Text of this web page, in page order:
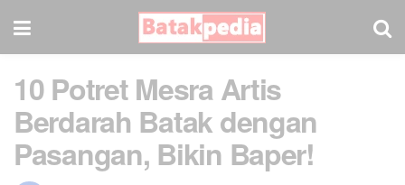
10 Potret Mesra Artis
Berdarah Batak dengan
Pasangan, Bikin Baper!